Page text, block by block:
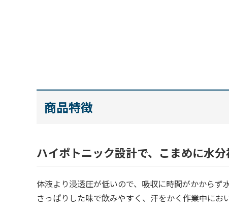
商品特徴
ハイポトニック設計で、こまめに水
体液より浸透圧が低いので、吸収に時間がかからず
さっぱりした味で飲みやすく、汗をかく作業中にお